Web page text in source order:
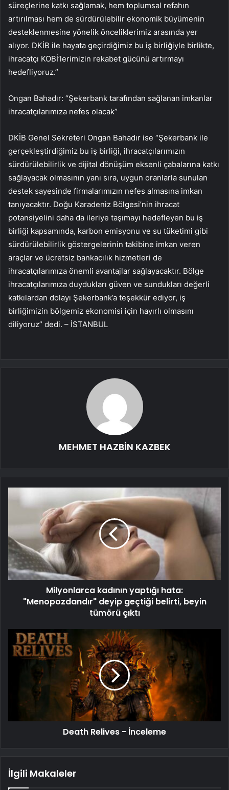
süreçlerine katkı sağlamak, hem toplumsal refahın
artırılması hem de sürdürülebilir ekonomik büyümenin
desteklenmesine yönelik önceliklerimiz arasında yer
alıyor. DKİB ile hayata geçirdiğimiz bu iş birliğiyle birlikte,
ihracatçı KOBİ’lerimizin rekabet gücünü artırmayı
hedefliyoruz.”
Ongan Bahadır: “Şekerbank tarafından sağlanan imkanlar
ihracatçılarımıza nefes olacak”
DKİB Genel Sekreteri Ongan Bahadır ise “Şekerbank ile
gerçekleştirdiğimiz bu iş birliği, ihracatçılarımızın
sürdürülebilirlik ve dijital dönüşüm eksenli çabalarına katkı
sağlayacak olmasının yanı sıra, uygun oranlarla sunulan
destek sayesinde firmalarımızın nefes almasına imkan
tanıyacaktır. Doğu Karadeniz Bölgesi’nin ihracat
potansiyelini daha da ileriye taşımayı hedefleyen bu iş
birliği kapsamında, karbon emisyonu ve su tüketimi gibi
sürdürülebilirlik göstergelerinin takibine imkan veren
araçlar ve ücretsiz bankacılık hizmetleri de
ihracatçılarımıza önemli avantajlar sağlayacaktır. Bölge
ihracatçılarımıza duydukları güven ve sundukları değerli
katkılardan dolayı Şekerbank’a teşekkür ediyor, iş
birliğimizin bölgemiz ekonomisi için hayırlı olmasını
diliyoruz” dedi. – İSTANBUL
MEHMET HAZBİN KAZBEK
Milyonlarca kadının yaptığı hata:
"Menopozdandır" deyip geçtiği belirti, beyin
tümörü çıktı
Death Relives - İnceleme
İlgili Makaleler